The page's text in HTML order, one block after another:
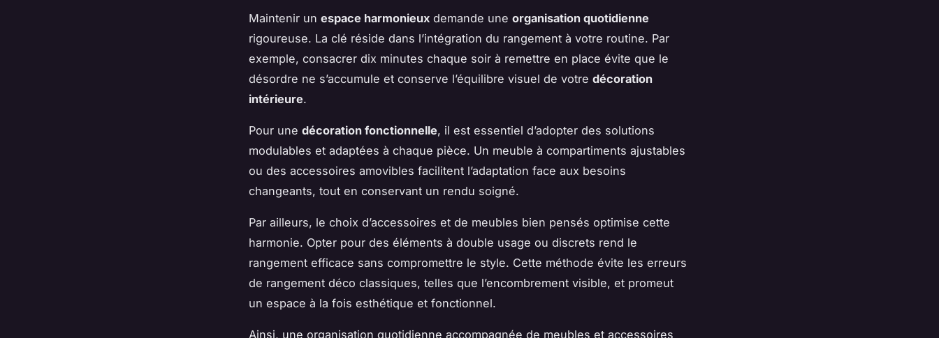
Maintenir un espace harmonieux demande une organisation quotidienne
rigoureuse. La clé réside dans l’intégration du rangement à votre routine. Par
exemple, consacrer dix minutes chaque soir à remettre en place évite que le
désordre ne s’accumule et conserve l’équilibre visuel de votre décoration
intérieure.
Pour une décoration fonctionnelle, il est essentiel d’adopter des solutions
modulables et adaptées à chaque pièce. Un meuble à compartiments ajustables
ou des accessoires amovibles facilitent l’adaptation face aux besoins
changeants, tout en conservant un rendu soigné.
Par ailleurs, le choix d’accessoires et de meubles bien pensés optimise cette
harmonie. Opter pour des éléments à double usage ou discrets rend le
rangement efficace sans compromettre le style. Cette méthode évite les erreurs
de rangement déco classiques, telles que l’encombrement visible, et promeut
un espace à la fois esthétique et fonctionnel.
Ainsi, une organisation quotidienne accompagnée de meubles et accessoires